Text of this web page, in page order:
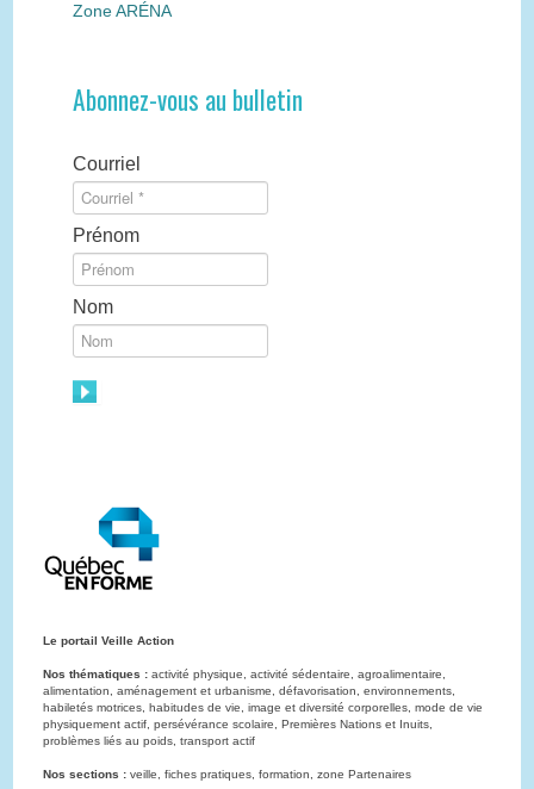
Zone ARÉNA
Abonnez-vous au bulletin
Courriel
Prénom
Nom
Le portail Veille Action
Nos thématiques : activité physique, activité sédentaire, agroalimentaire,
alimentation, aménagement et urbanisme, défavorisation, environnements,
habiletés motrices, habitudes de vie, image et diversité corporelles, mode de vie
physiquement actif, persévérance scolaire, Premières Nations et Inuits,
problèmes liés au poids, transport actif
Nos sections : veille, fiches pratiques, formation, zone Partenaires